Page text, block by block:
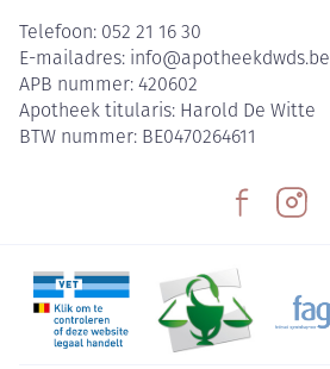
Telefoon: 052 21 16 30
E-mailadres: info@apotheekdwds.be
APB nummer: 420602
Apotheek titularis: Harold De Witte
BTW nummer: BE0470264611